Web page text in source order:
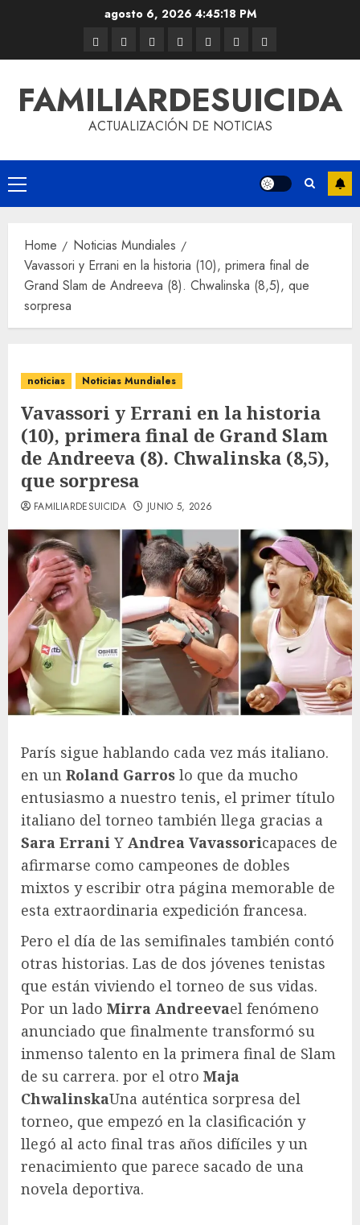
agosto 6, 2026 4:45:18 PM
FAMILIARDESUICIDA
ACTUALIZACIÓN DE NOTICIAS
Home
Noticias Mundiales
Vavassori y Errani en la historia (10), primera final de
Grand Slam de Andreeva (8). Chwalinska (8,5), que
sorpresa
noticias Noticias Mundiales
Vavassori y Errani en la historia
(10), primera final de Grand Slam
de Andreeva (8). Chwalinska (8,5),
que sorpresa
FAMILIARDESUICIDA JUNIO 5, 2026
París sigue hablando cada vez más italiano.
en un Roland Garros lo que da mucho
entusiasmo a nuestro tenis, el primer título
italiano del torneo también llega gracias a
Sara Errani Y Andrea Vavassoricapaces de
afirmarse como campeones de dobles
mixtos y escribir otra página memorable de
esta extraordinaria expedición francesa.
Pero el día de las semifinales también contó
otras historias. Las de dos jóvenes tenistas
que están viviendo el torneo de sus vidas.
Por un lado Mirra Andreevael fenómeno
anunciado que finalmente transformó su
inmenso talento en la primera final de Slam
de su carrera. por el otro Maja
ChwalinskaUna auténtica sorpresa del
torneo, que empezó en la clasificación y
llegó al acto final tras años difíciles y un
renacimiento que parece sacado de una
novela deportiva.